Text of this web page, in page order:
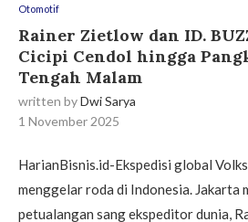
Otomotif
Rainer Zietlow dan ID.
Cicipi Cendol hingga
Tengah Malam
written byDwi Sarya
1 November 2025
HarianBisnis.id-Ekspedisi global
menggelar roda di Indonesia. Jakarta
petualangan sang ekspeditor dunia,